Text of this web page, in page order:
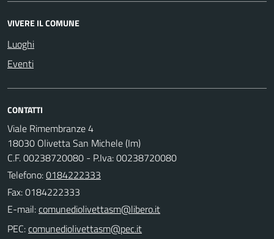
VIVERE IL COMUNE
Luoghi
Eventi
CONTATTI
Viale Rimembranze 4
18030 Olivetta San Michele (Im)
C.F. 00238720080 - P.Iva: 00238720080
Telefono:0184222333
Fax: 0184222333
E-mail:
PEC: